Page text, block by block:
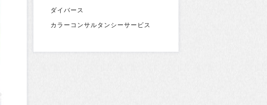
ダイバース
カラーコンサルタンシーサービス